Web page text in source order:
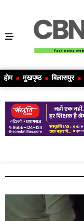
होम मुखपृष्ठ बिलासपुर